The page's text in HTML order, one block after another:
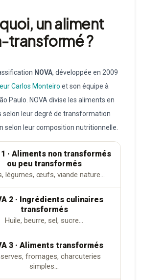
un aliment
transformé ?
NOVA, développée en 2009
Carlos Monteiro et son équipe à
Paulo. NOVA divise les aliments en
selon leur degré de transformation
selon leur composition nutritionnelle.
1 · Aliments non transformés
ou peu transformés
légumes, œufs, viande nature…
2 · Ingrédients culinaires
transformés
Huile, beurre, sel, sucre…
3 · Aliments transformés
fromages, charcuteries
simples…